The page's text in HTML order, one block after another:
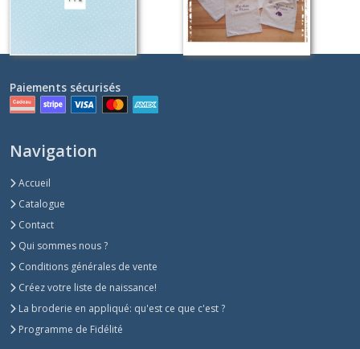
Paiements sécurisés
Navigation
Accueil
Catalogue
Contact
Qui sommes nous ?
Conditions générales de vente
Créez votre liste de naissance!
La broderie en appliqué: qu'est ce que c'est ?
Programme de Fidélité